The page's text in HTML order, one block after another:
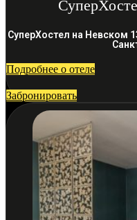
СуперХостел на Невском
Подробнее о отеле
Забронировать